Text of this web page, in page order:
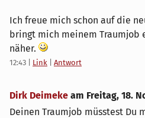
Ich freue mich schon auf die
bringt mich meinem Traumjob
näher.
12:43 Link Antwort
Dirk Deimeke am Freitag, 18.
Deinen Traumjob müsstest Du